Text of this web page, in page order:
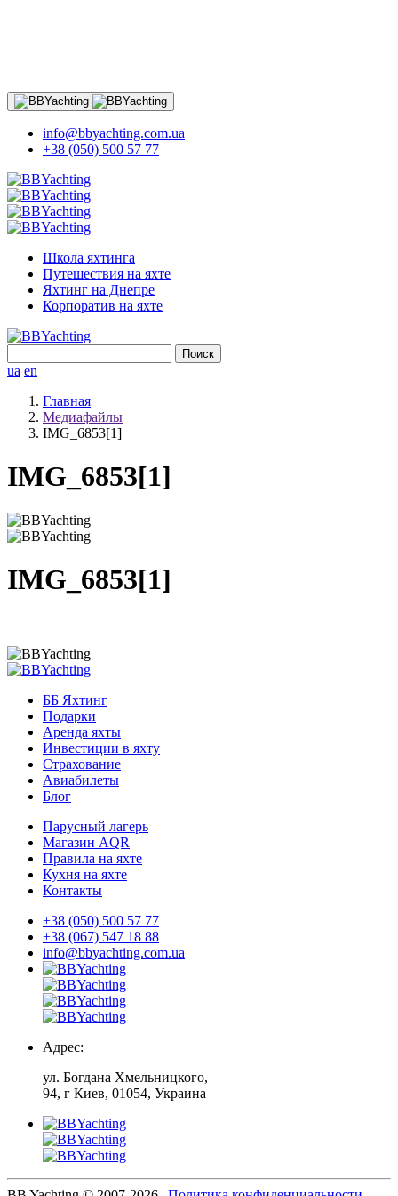
info@bbyachting.com.ua
+38 (050) 500 57 77
Школа яхтинга
Путешествия на яхте
Яхтинг на Днепре
Корпоратив на яхте
ua en
Главная
Медиафайлы
IMG_6853[1]
IMG_6853[1]
IMG_6853[1]
ББ Яхтинг
Подарки
Аренда яхты
Инвестиции в яхту
Страхование
Авиабилеты
Блог
Парусный лагерь
Магазин AQR
Правила на яхте
Кухня на яхте
Контакты
+38 (050) 500 57 77
+38 (067) 547 18 88
info@bbyachting.com.ua
Адрес:
ул. Богдана Хмельницкого,
94, г Киев, 01054, Украина